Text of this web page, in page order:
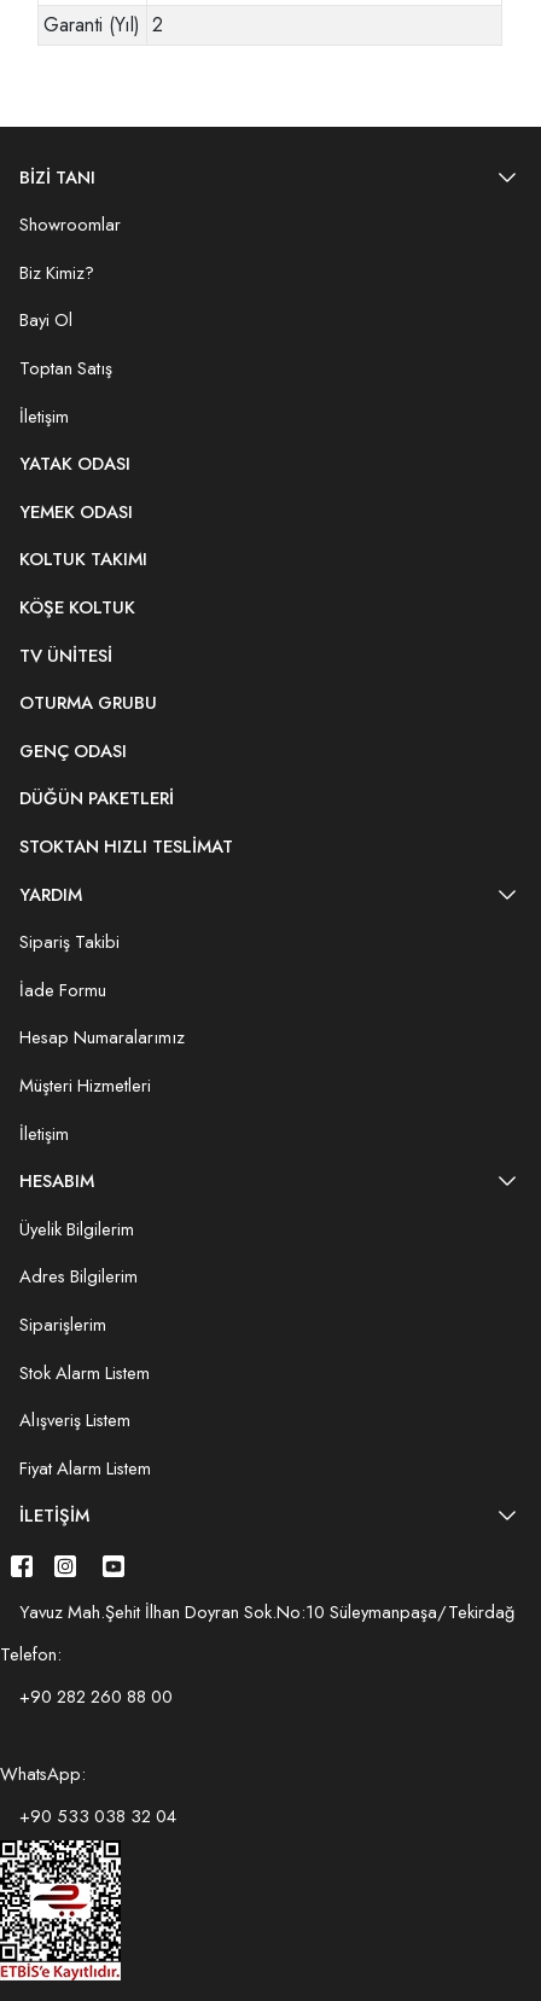
Garanti (Yıl) 2
BİZİ TANI
Showroomlar
Biz Kimiz?
Bayi Ol
Toptan Satış
İletişim
YATAK ODASI
YEMEK ODASI
KOLTUK TAKIMI
KÖŞE KOLTUK
TV ÜNITESI
OTURMA GRUBU
GENÇ ODASI
DÜĞÜN PAKETLERI
STOKTAN HIZLI TESLIMAT
YARDIM
Sipariş Takibi
İade Formu
Hesap Numaralarımız
Müşteri Hizmetleri
İletişim
HESABIM
Üyelik Bilgilerim
Adres Bilgilerim
Siparişlerim
Stok Alarm Listem
Alışveriş Listem
Fiyat Alarm Listem
İLETIŞIM
Yavuz Mah.Şehit İlhan Doyran Sok.No:10 Süleymanpaşa/Tekirdağ
Telefon:
+90 282 260 88 00
WhatsApp:
+90 533 038 32 04